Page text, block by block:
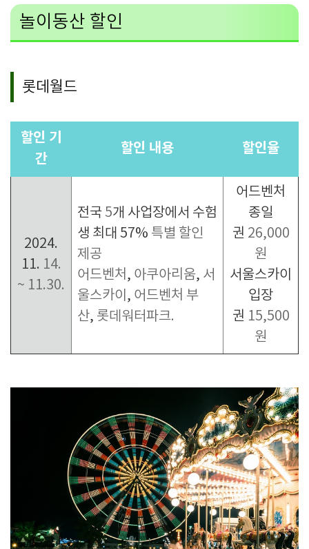
놀이동산 할인
롯데월드
할인 기
간
할인 내용 할인율
2024.
11. 14.
~ 11.30.
전국 5개 사업장에서 수험
생 최대 57% 특별 할인
제공
어드벤처 , 아쿠아리움, 서
울스카이 , 어드벤처 부
산, 롯데워터파크.
어드벤처
종일
권 26,000
원
서울스카이
입장
권 15,500
원